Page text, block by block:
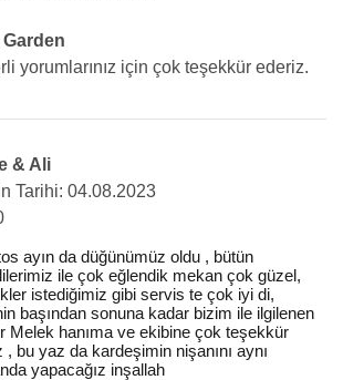
Garden
yorumlarınız için çok teşekkür ederiz.
& Ali
Tarihi: 04.08.2023
ayın da düğünümüz oldu , bütün
ile çok eğlendik mekan çok güzel,
istediğimiz gibi servis te çok iyi di,
başından sonuna kadar bizim ile ilgilenen
Melek hanıma ve ekibine çok teşekkür
, bu yaz da kardeşimin nişanını aynı
yapacağız inşallah